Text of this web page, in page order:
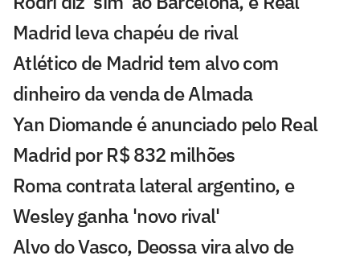
Madrid leva chapéu de rival
Atlético de Madrid tem alvo com
dinheiro da venda de Almada
Yan Diomande é anunciado pelo Real
Madrid por R$ 832 milhões
Roma contrata lateral argentino, e
Wesley ganha 'novo rival'
Alvo do Vasco, Deossa vira alvo de